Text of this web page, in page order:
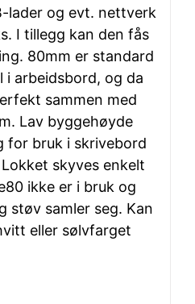
lader og evt. nettverk
I tillegg kan den fås
80mm er standard
i arbeidsbord, og da
sammen med
Lav byggehøyde
for bruk i skrivebord
skyves enkelt
ikke er i bruk og
støv samler seg. Kan
eller sølvfarget